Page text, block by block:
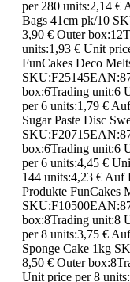
per 280 units:2,14 €
Bags 41cm pk/10
3,90 € Outer
units:1,93 € Unit
FunCakes Deco
box:6Trading unit:6
per 6 units:1,79 €
Sugar Paste Disc
box:6Trading unit:6
per 6 units:4,45 €
144 units:4,23 € Auf
Produkte FunCakes
box:8Trading unit:8
per 8 units:3,75 €
Sponge Cake 1kg
8,50 € Outer
Unit price per 8